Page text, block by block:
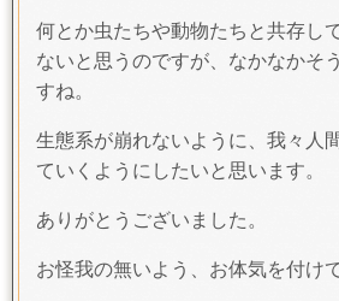
何とか虫たちや動物たちと共存し
ないと思うのですが、なかなかそ
すね。
生態系が崩れないように、我々人
ていくようにしたいと思います。
ありがとうございました。
お怪我の無いよう、お体気を付け